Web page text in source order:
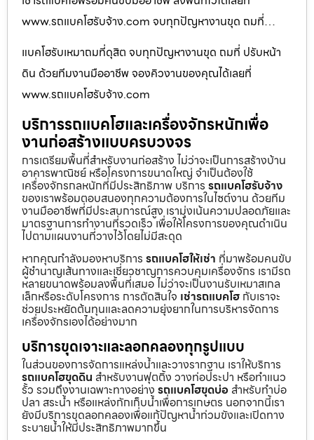
www.รถแบคโฮรับจ้าง.com จบทุกปัญหางานขุด ถมที่…
แบคโฮรับเหมาถมที่ดุสิต จบทุกปัญหางานขุด ถมที่ ปรับหน้า
ดิน ด้วยทีมงานมืออาชีพ จองคิวงานของคุณได้เลยที่
www.รถแบคโฮรับจ้าง.com
บริการรถแบคโฮและเครื่องจักรหนักเพื่อ
งานก่อสร้างแบบครบวงจร
การเตรียมพื้นที่สำหรับงานก่อสร้าง ไม่ว่าจะเป็นการสร้างบ้าน
อาคารพาณิชย์ หรือโครงการขนาดใหญ่ จำเป็นต้องใช้
เครื่องจักรกลหนักที่มีประสิทธิภาพ บริการ รถแบคโฮรับจ้าง
ของเราพร้อมตอบสนองทุกความต้องการในไซต์งาน ด้วยทีม
งานมืออาชีพที่มีประสบการณ์สูง เรามุ่งเน้นความปลอดภัยและ
มาตรฐานการทำงานที่รวดเร็ว เพื่อให้โครงการของคุณดำเนิน
ไปตามแผนงานที่วางไว้โดยไม่มีสะดุด
หากคุณกำลังมองหาบริการ รถแบคโฮให้เช่า ที่มาพร้อมคนขับ
ผู้ชำนาญเส้นทางและเชี่ยวชาญการควบคุมเครื่องจักร เรามีรถ
หลายขนาดพร้อมลงพื้นที่เสมอ ไม่ว่าจะเป็นงานรับเหมาสเกล
เล็กหรือระดับโครงการ การตัดสินใจ เช่ารถแบคโฮ กับเราจะ
ช่วยประหยัดต้นทุนและลดความยุ่งยากในการบริหารจัดการ
เครื่องจักรเองได้อย่างมาก
บริการขุดเจาะและลอกคลองทุกรูปแบบ
ในส่วนของการจัดการแหล่งน้ำและวางรากฐาน เราให้บริการ
รถแบคโฮขุดดิน สำหรับงานฟุตติ้ง วางท่อประปา หรือทำแนว
รั้ว รวมถึงงานเฉพาะทางอย่าง รถแบคโฮขุดบ่อ สำหรับทำบ่อ
ปลา สระน้ำ หรือแหล่งกักเก็บน้ำเพื่อการเกษตร นอกจากนี้เรา
ยังมีบริการขุดลอกคลองเพื่อแก้ปัญหาน้ำท่วมขังและเปิดทาง
ระบายน้ำให้มีประสิทธิภาพมากขึ้น